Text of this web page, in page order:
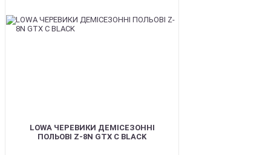
LOWA ЧЕРЕВИКИ ДЕМІСЕЗОННІ
ПОЛЬОВІ Z-8N GTX C BLACK